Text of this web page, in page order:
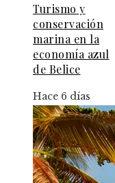
Turismo y
conservación
marina en la
economía azul
de Belice
Hace 6 días